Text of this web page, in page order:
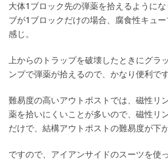
大体1ブロック先の弾薬を拾えるように
ブが1ブロックだけの場合、腐食性キュ
感じ。
上からのトラップを破壊したときにグラ
ンプで弾薬が拾えるので、かなり便利です
難易度の高いアウトポストでは、磁性リ
薬を拾いにくいことが多いので、磁性リ
だけで、結構アウトポストの難易度が下
ですので、アイアンサイドのスーツを使